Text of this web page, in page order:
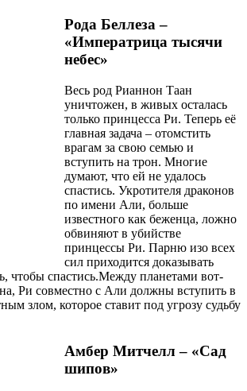
Рода Беллеза –
«Императрица тысячи
небес»
Весь род Рианнон Таан
уничтожен, в живых осталась
только принцесса Ри. Теперь её
главная задача – отомстить
врагам за свою семью и
вступить на трон. Многие
думают, что ей не удалось
спастись. Укротителя драконов
по имени Али, больше
известного как беженца, ложно
обвиняют в убийстве
принцессы Ри. Парню изо всех
сил приходится доказывать
чтобы спастись.Между планетами вот-
Ри совместно с Али должны вступить в
злом, которое ставит под угрозу судьбу
Амбер Митчелл – «Сад
шипов»